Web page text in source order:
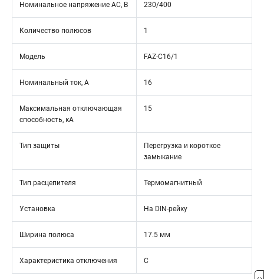
Номинальное напряжение АС, В 230/400
Количество полюсов 1
Модель FAZ-C16/1
Номинальный ток, А 16
Максимальная отключающая
способность, кА
15
Тип защиты
Перегрузка и короткое
замыкание
Тип расцепителя Термомагнитный
Установка На DIN-рейку
Ширина полюса 17.5 мм
Характеристика отключения C